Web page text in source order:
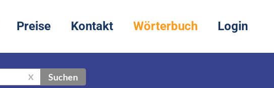
Preise Kontakt Wörterbuch Login
X Suchen